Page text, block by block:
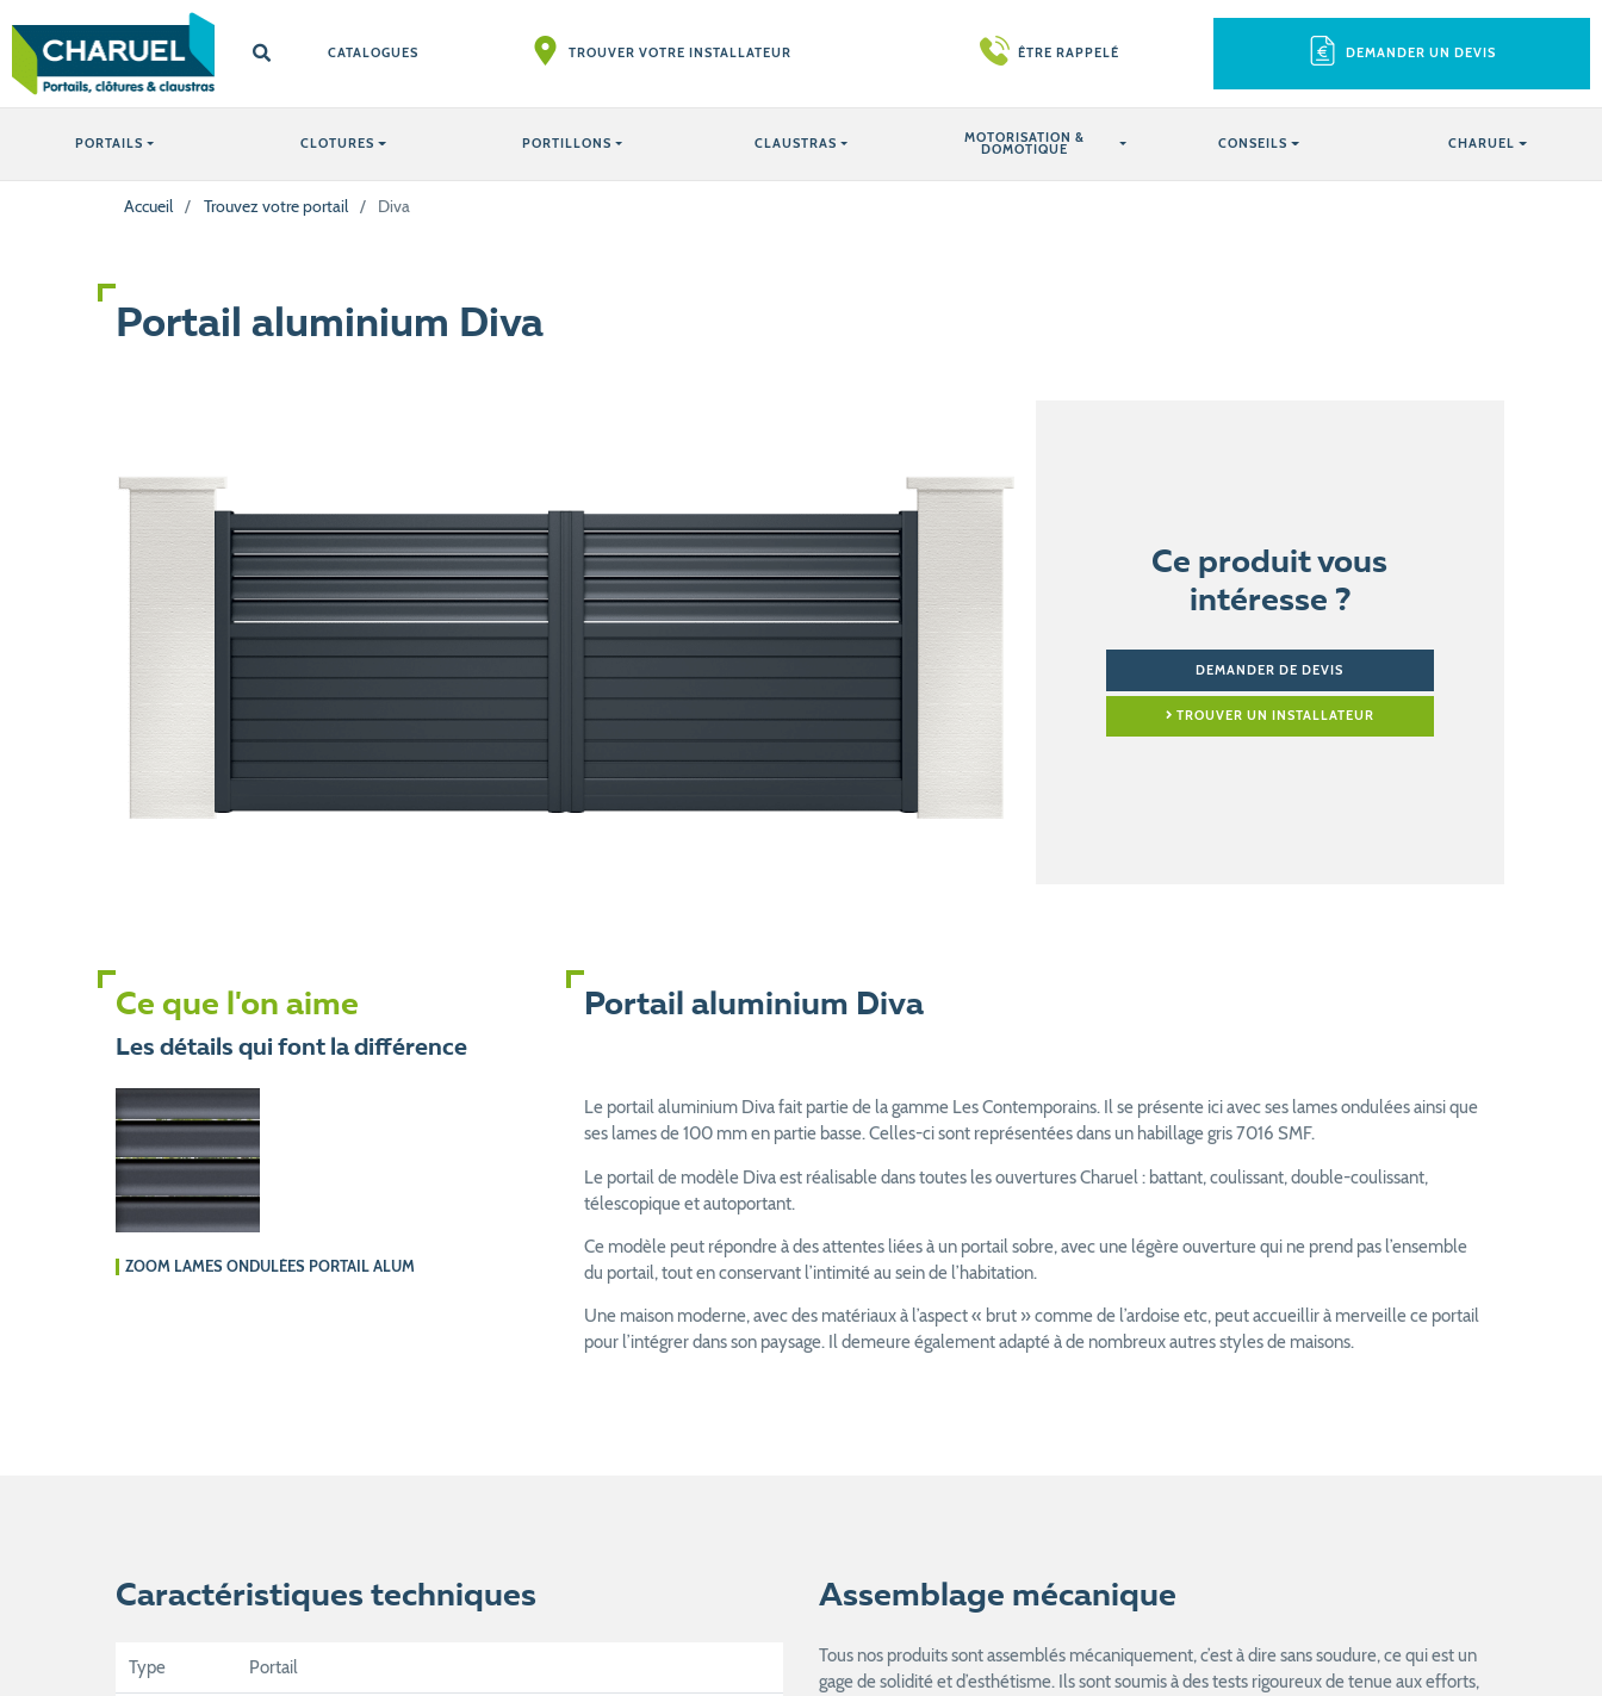
CATALOGUES TROUVER VOTRE INSTALLATEUR ÊTRE RAPPELÉ DEMANDER UN DEVIS
PORTAILS CLOTURES PORTILLONS CLAUSTRAS MOTORISATION &
DOMOTIQUE CONSEILS CHARUEL
Accueil / Trouvez votre portail / Diva
Portail aluminium Diva
Ce produit vous
intéresse ?
DEMANDER DE DEVIS
TROUVER UN INSTALLATEUR
Ce que l'on aime
Les détails qui font la différence
ZOOM LAMES ONDULÉES PORTAIL ALUMINIUM DIVA
Portail aluminium Diva
Le portail aluminium Diva fait partie de la gamme Les Contemporains. Il se présente ici avec ses lames ondulées ainsi que
ses lames de 100 mm en partie basse. Celles-ci sont représentées dans un habillage gris 7016 SMF.
Le portail de modèle Diva est réalisable dans toutes les ouvertures Charuel : battant, coulissant, double-coulissant,
télescopique et autoportant.
Ce modèle peut répondre à des attentes liées à un portail sobre, avec une légère ouverture qui ne prend pas l’ensemble
du portail, tout en conservant l’intimité au sein de l’habitation.
Une maison moderne, avec des matériaux à l’aspect « brut » comme de l’ardoise etc, peut accueillir à merveille ce portail
pour l’intégrer dans son paysage. Il demeure également adapté à de nombreux autres styles de maisons.
Caractéristiques techniques
Type Portail
Assemblage mécanique
Tous nos produits sont assemblés mécaniquement, c’est à dire sans soudure, ce qui est un
gage de solidité et d’esthétisme. Ils sont soumis à des tests rigoureux de tenue aux efforts,